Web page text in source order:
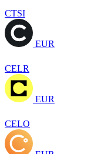
CTSI
EUR
CELR
EUR
CELO